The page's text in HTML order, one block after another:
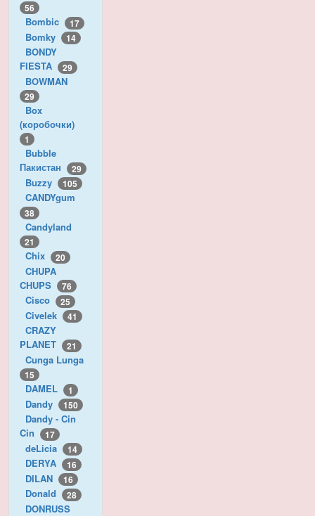
56
Bombic 17
Bomky 14
BONDY
FIESTA
29
BOWMAN
29
Box
(коробочки)
1
Bubble
Пакистан
29
Buzzy 105
CANDYgum
38
Candyland
21
Chix 20
CHUPA
CHUPS
76
Cisco 25
Civelek 41
CRAZY
PLANET
21
Cunga Lunga
15
DAMEL 1
Dandy 150
Dandy - Cin
Cin
17
deLicia 14
DERYA 16
DILAN 16
Donald 28
DONRUSS